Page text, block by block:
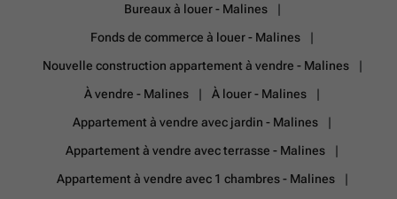
Bureaux à louer - Malines
Fonds de commerce à louer - Malines
Nouvelle construction appartement à vendre - Malines
À vendre - Malines
À louer - Malines
Appartement à vendre avec jardin - Malines
Appartement à vendre avec terrasse - Malines
Appartement à vendre avec 1 chambres - Malines